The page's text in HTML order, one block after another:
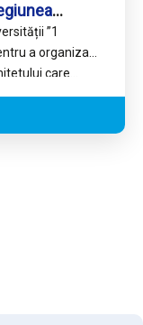
”1
a organizat,
care…